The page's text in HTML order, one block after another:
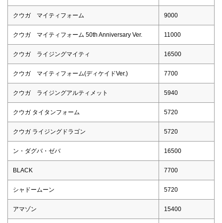
クウガ マイティフォーム 9000
クウガ マイティフォーム 50th Anniversary Ver. 11000
クウガ ライジングマイティ 16500
クウガ マイティフォーム(ディケイドVer.) 7700
クウガ ライジングアルティメット 5940
クウガ タイタンフォーム 5720
クウガ ライジングドラゴン 5720
ン・ダグバ・ゼバ 16500
BLACK 7700
シャドームーン 5720
アマゾン 15400